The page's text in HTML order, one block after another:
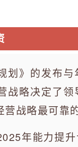
划》的发布
战略决定了
营战略最可靠
年能力提